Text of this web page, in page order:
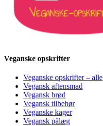
Veganske opskrifter
Veganske opskrifter – alle
Vegansk aftensmad
Vegansk brød
Vegansk tilbehør
Veganske kager
Vegansk pålæg